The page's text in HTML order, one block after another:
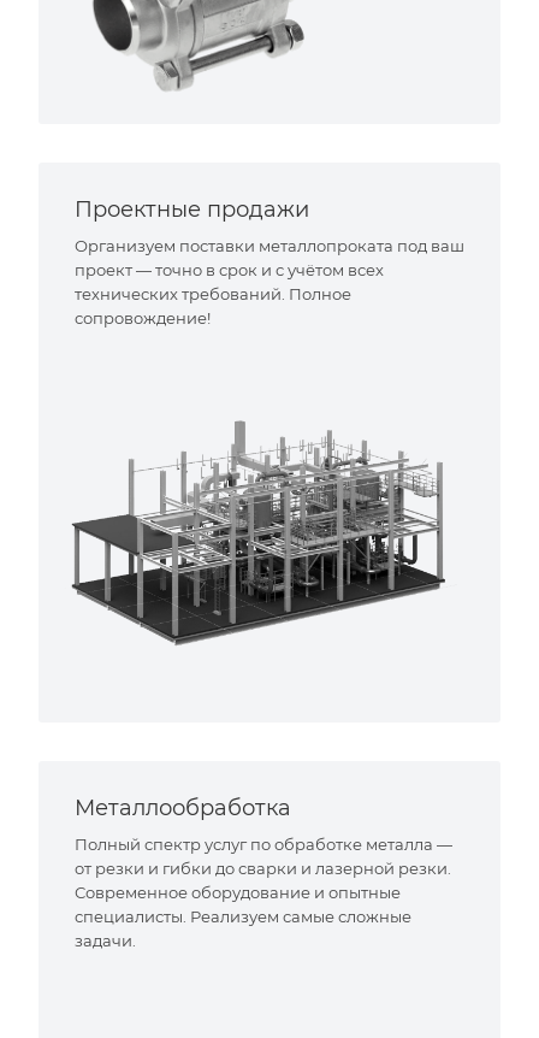
Проектные продажи
Организуем поставки металлопроката под ваш
проект — точно в срок и с учётом всех
технических требований. Полное
сопровождение!
Металлообработка
Полный спектр услуг по обработке металла —
от резки и гибки до сварки и лазерной резки.
Современное оборудование и опытные
специалисты. Реализуем самые сложные
задачи.